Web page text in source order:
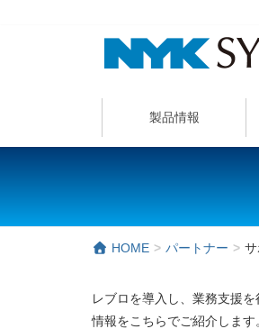
製品情報
HOME パートナー
レブロを導入し、業務支援
情報をこちらでご紹介します